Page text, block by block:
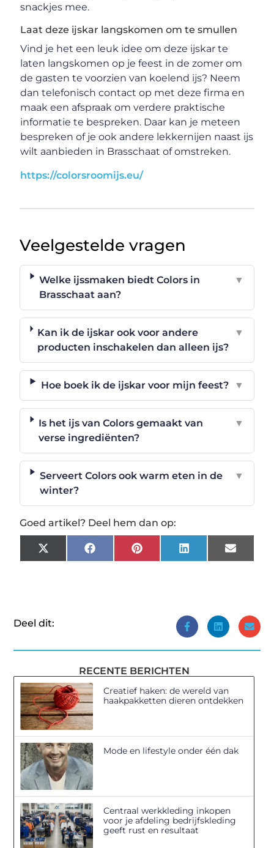
snackjes mee.
Laat deze ijskar langskomen om te smullen
Vind je het een leuk idee om deze ijskar te
laten langskomen op je feest in de zomer om
de gasten te voorzien van koelend ijs? Neem
dan telefonisch contact op met deze firma en
maak een afspraak om verdere praktische
informatie te bespreken. Daar kan je meteen
bespreken of je ook andere lekkernijen naast ijs
wilt aanbieden in Brasschaat of omstreken.
https://colorsroomijs.eu/
Veelgestelde vragen
Welke ijssmaken biedt Colors in
Brasschaat aan?
▼
Kan ik de ijskar ook voor andere
producten inschakelen dan alleen ijs?
▼
Hoe boek ik de ijskar voor mijn feest? ▼
Is het ijs van Colors gemaakt van
verse ingrediënten?
▼
Serveert Colors ook warm eten in de
winter?
▼
Goed artikel? Deel hem dan op:
X
(Twitter)
FacebookPinterestLinkedInEmail
Deel dit:
RECENTE BERICHTEN
Creatief haken: de wereld van
haakpakketten dieren ontdekken
Mode en lifestyle onder één dak
Centraal werkkleding inkopen
voor je afdeling bedrijfskleding
geeft rust en resultaat